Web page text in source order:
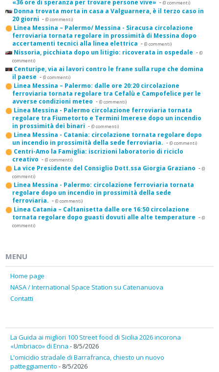
«36 ore di speranza per trovare persone vive» - (0 commenti)
Donna trovata morta in casa a Valguarnera, è il terzo caso in
20 giorni - (0 commenti)
Linea Messina – Palermo/ Messina - Siracusa circolazione
ferroviaria tornata regolare in prossimità di Messina dopo
accertamenti tecnici alla linea elettrica - (0 commenti)
Nissoria, picchiata dopo un litigio: ricoverata in ospedale - (0
commenti)
Centuripe, via ai lavori contro le frane sulla rupe che domina
il paese - (0 commenti)
Linea Messina – Palermo: dalle ore 20:20 circolazione
ferroviaria tornata regolare tra Cefalù e Campofelice per le
avverse condizioni meteo - (0 commenti)
Linea Messina - Palermo circolazione ferroviaria tornata
regolare tra Fiumetorto e Termini Imerese dopo un incendio
in prossimità dei binari - (0 commenti)
Linea Messina - Catania: circolazione tornata regolare dopo
un incendio in prossimità della sede ferroviaria. - (0 commenti)
Centri-Amo la Famiglia: iscrizioni laboratorio di riciclo
creativo - (0 commenti)
La vice Presidente del Consiglio Dott.ssa Giorgia Graziano - (0
commenti)
Linea Messina - Palermo: circolazione ferroviaria tornata
regolare dopo un incendio in prossimità della sede
ferroviaria. - (0 commenti)
Linea Catania – Caltanisetta dalle ore 16:50 circolazione
tornata regolare dopo guasti dovuti alle alte temperature - (0
commenti)
MENU
Home page
NASA / International Space Station su Catenanuova
Contatti
La Guida ai migliori 100 Street food di Sicilia 2026 incorona
«Umbriaco» di Enna - 8/5/2026
L'omicidio stradale di Barrafranca, chiesto un nuovo
patteggiamento - 8/5/2026